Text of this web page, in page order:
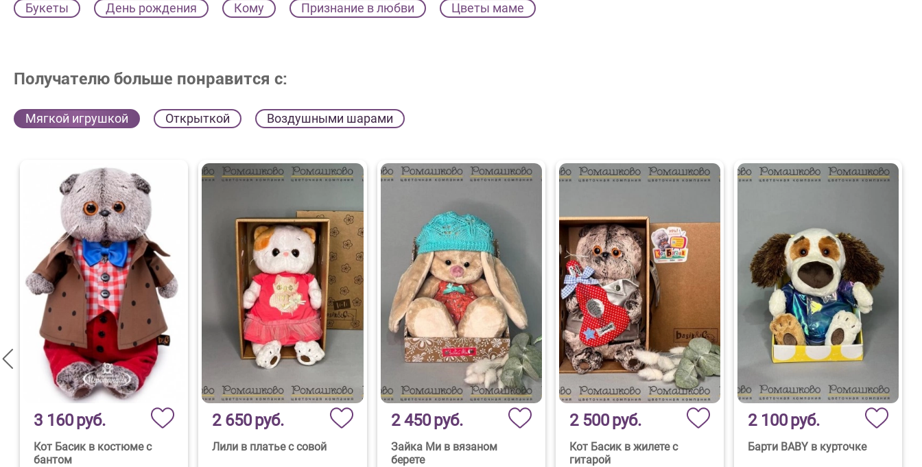
Букеты День рождения Кому Признание в любви Цветы маме
Получателю больше понравится с:
Мягкой игрушкой Открыткой Воздушными шарами
3 160руб.
Кот Басик в костюме с
бантом
2 650руб.
Лили в платье с совой
2 450руб.
Зайка Ми в вязаном
берете
2 500руб.
Кот Басик в жилете с
гитарой
2 100руб.
Барти BABY в курточке